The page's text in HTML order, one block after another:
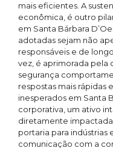
mais eficientes. A
econômica, é outro
em Santa Bárbara
adotadas sejam não
responsáveis e de
vez, é aprimorada pela
segurança
respostas mais rápidas
inesperados em Santa
corporativa, um ativo
diretamente
portaria para indústrias
comunicação com a